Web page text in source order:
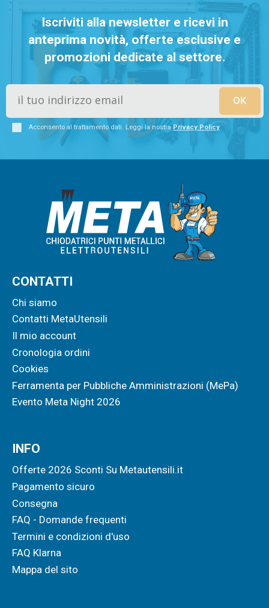
Iscriviti alla newsletter e ricevi in
anteprima novità, offerte esclusive e
promozioni dedicate al settore.
Acconsento al trattamento dati. Leggi la nostraPrivacy Policy
CONTATTI
Chi siamo
Contatti MetaUtensili
Il mio account
Cronologia ordini
Cookies
Ferramenta per Pubbliche Amministrazioni (MePa)
Evento Meta Night 2026
INFO
Offerte 2026 Sconti Su Metautensili.it
Pagamento sicuro
Consegna
FAQ - Domande frequenti
Termini e condizioni d'uso
FAQ Klarna
Mappa del sito